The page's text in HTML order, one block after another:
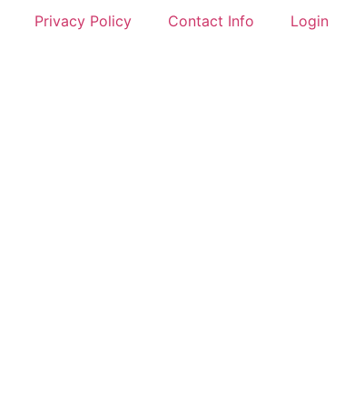
Privacy Policy Contact Info Login